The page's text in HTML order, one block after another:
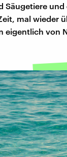
Säugetiere
mal wieder
eigentlich von